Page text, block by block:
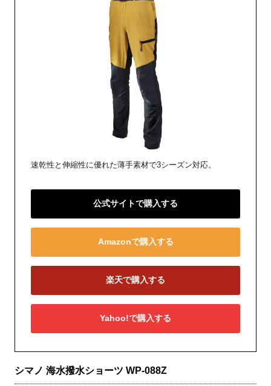
速乾性と伸縮性に優れた薄手素材で3シーズン対応。
公式サイトで購入する
Amazonで購入する
楽天で購入する
Yahoo!で購入する
シマノ 海水撥水ショーツ WP-088Z